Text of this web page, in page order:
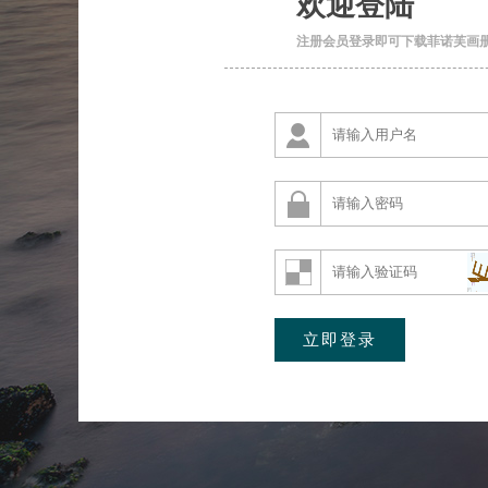
注册会员登录即可下载菲诺芙画